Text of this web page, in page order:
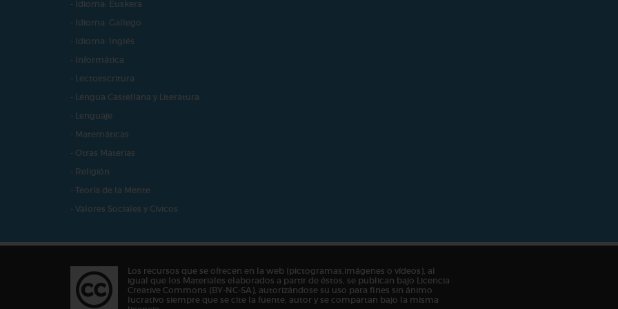
- Idioma: Euskera
- Idioma: Gallego
- Idioma: Inglés
- Informática
- Lectoescritura
- Lengua Castellana y Literatura
- Lenguaje
- Matemáticas
- Otras Materias
- Religión
- Teoría de la Mente
- Valores Sociales y Cívicos
Los recursos que se ofrecen en la web (pictogramas,imágenes o vídeos), al
igual que los Materiales elaborados a partir de éstos, se publican bajo Licencia
Creative Commons (BY-NC-SA), autorizándose su uso para fines sin ánimo
lucrativo siempre que se cite la fuente, autor y se compartan bajo la misma